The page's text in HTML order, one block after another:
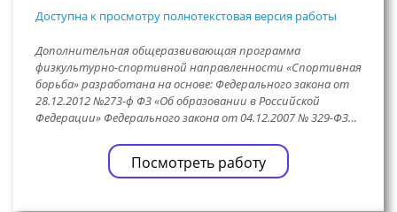
Доступна к просмотру полнотекстовая версия работы
Дополнительная общеразвивающая программа
физкультурно-спортивной направленности «Спортивная
борьба» разработана на основе: Федерального закона от
28.12.2012 №273-ф ФЗ «Об образовании в Российской
Федерации» Федерального закона от 04.12.2007 № 329-ФЗ…
Посмотреть работу